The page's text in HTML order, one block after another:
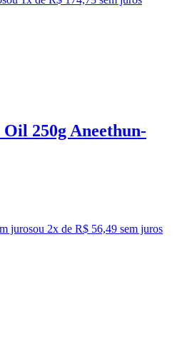
250g Aneethun-
jurosou 2x de R$ 56,49 sem juros